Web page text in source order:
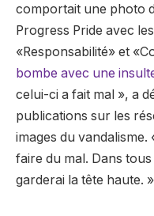
comportait une photo
Progress Pride avec
«Responsabilité» et
bombe avec une
celui-ci a fait mal », a
publications sur les
images du
faire du mal. Dans
garderai la tête haute. »